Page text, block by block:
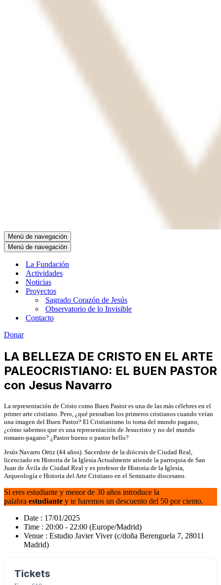
Menú de navegación
Menú de navegación
La Fundación
Actividades
Noticias
Proyectos
Sagrado Corazón de Jesús
Observatorio de lo Invisible
Contacto
Donar
LA BELLEZA DE CRISTO EN EL ARTE
PALEOCRISTIANO: EL BUEN PASTOR
con Jesus Navarro
La representación de Cristo como Buen Pastor es una de las más célebres en el
primer arte cristiano. Pero, ¿qué pensaban los primeros cristianos cuando veían
una imagen del Buen Pastor? El Cristianismo lo toma del mundo pagano,
¿cómo sabemos que es una representación de Jesucristo y no del mundo
romano-pagano? ¿Pastor bueno o pastor bello?
Jesús Navarro Ortiz (44 años). Sacerdote de la diócesis de Ciudad Real,
licenciado en Historia de la Iglesia Actualmente atiende la parroquia de San
Juan de Ávila de Ciudad Real y es profesor de Historia de la Iglesia,
Arqueología e Historia del Arte Cristiano en el Seminario diocesano.
Si eres estudiante y menor de 30 años introduce la
palabra estudiante y te haremos un descuento del 50 por ciento.
Date : 17/01/2025
Time : 20:00 - 22:00 (Europe/Madrid)
Venue : Estudio Javier Viver (c/doña Berenguela 7, 28011
Madrid)
Tickets